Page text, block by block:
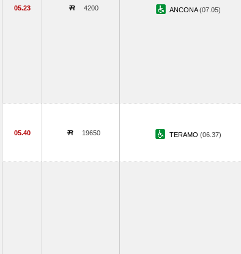
05.23 4200 ANCONA(07.05)
05.40 19650 TERAMO (06.37)